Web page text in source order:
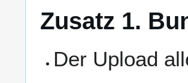
Zusatz 1.
Der Upload